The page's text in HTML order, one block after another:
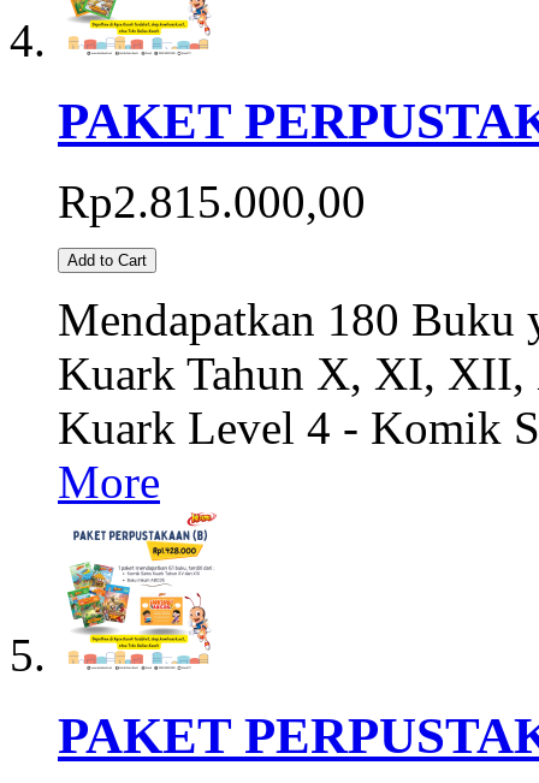
PAKET
Rp2.815.000,00
Add to Cart
Mendapatkan 180
Kuark Tahun X, XI,
Kuark Level 4 - Komik
More
PAKET